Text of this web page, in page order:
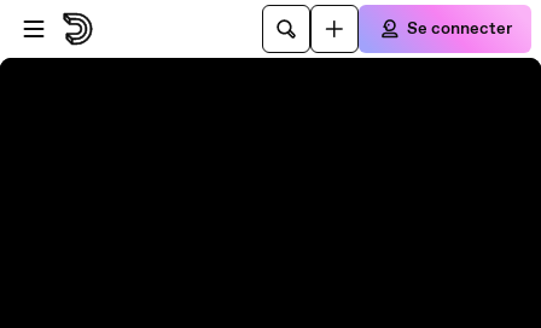
Passer au player
Passer au contenu principal
Se connecter